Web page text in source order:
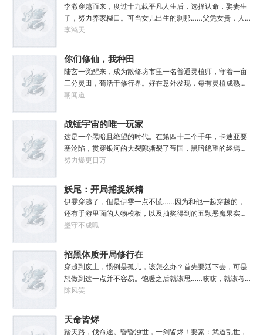
叶再次伟大！”
长生
李澈穿越而来，度过十九载平凡人生后，选择认命，娶妻生
子，努力养家糊口。可当女儿出生的刹那……父凭女贵，人
生不再平凡。……女儿平安出生，你获得道果【仙工】女儿
无灾，获得道果【无垢心】女儿三岁，活泼机灵，获得道果
【棋圣】女儿四岁、五岁、六岁…………李澈发现，女儿每长
大一岁，他便可凝聚出一颗道果，加持己身。从此以后，李
澈有了一个朴实无华的愿望。一岁一道果，默默守长生。为
父只想……从老婆孩子热炕头开始，心平气和的守护女儿长
间。
李鸿天
你们修仙，我种田
陆玄一觉醒来，成为散修坊市里一名普通灵植师，守着一亩
三分灵田，苟活于修行界。好在意外发现，每有灵植成熟，
自己便能得到额外奖励。收获剑草一株，获得剑丸一枚。收
焰丹丹方一张。……从此，他便安分守住自家灵田，坐看修
行界风起云涌，沧海桑田。“什么切磋斗法，秘境探索，寻仙
缘，得法宝……通通与我无关！”“我只想安安静静的种田。”
朝闻道
战锤宇宙的唯一玩家
这是一个黑暗且绝望的时代。在第四十二个千年，卡迪亚要
塞沦陷，贯穿银河的大裂隙撕裂了帝国，黑暗绝望的终焉时
代降临。人类的命运似乎已被注定，要在无休止的恐怖战争
失的来到这个世界。“剧情对话什么的最烦人了，统统跳
过。”“我不想知道为什么，我只想大开杀戒。”基里曼：达奇
是个优秀的战士，就是不爱听人话，每次想和他说些什么，
他都要跳过。塔拉辛：我很好奇，他是怎么把恒星敲成一个
个方块的。钛族：对那家伙来说，物理学已经不存在了。恐
孩子抓了，把他们洗得白白净净的，这种羞辱让我悲愤欲
绝。奸奇：一切变化都是命运的一部分，但命运被那个混蛋
给打碎了。色孽：其实达奇已经被我腐化了，但我不敢告诉
他。………………达奇：前面忘了，后面也忘了，总之，让亚
努力爆更日万
妖尾：开局捕捉妖精
女王艾露莎
伊雯穿越了，但是伊雯一点不慌……因为和他一起穿越的，
还有手游里面的人物模板，以及抽奖得到的五颗恶魔果实。
伊雯自认自己可以依靠首充六块得到的特殊体质，以及背包
双眼的伊雯看到了一头绯红色的巨龙。伊雯这才知道，这根
本就不是海贼王，是妖精的尾巴！开局捕捉艾露莎？开局被
艾琳捕捉！
墨守不成呱
招黑体质开局修行在
废土
穿越到废土，惯例是孤儿，该怎么办？首先要活下去，可是
想做到这一点并不容易。饱暖之后就该思……咳咳，就该考
虑怎么变强了，这更不容易。等曲涧磊开始逐渐变强，他意
陈风笑
天命皆烬
踏天路，伐命途。昏昏浊世，一剑皆烬！要素：武道乱世，